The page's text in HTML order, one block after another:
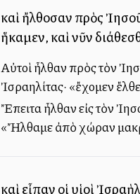
καὶ ἤλθοσαν πρὸς
ἥκαμεν, καὶ νῦν
Αὐτοὶ ἦλθαν πρὸς τὸν
Ἰσραηλίτας· «ἔχομεν
Ἔπειτα ἦλθαν εἰς τὸν
«Ἤλθαμε ἀπὸ χώραν
καὶ εἶπαν οἱ υἱοὶ